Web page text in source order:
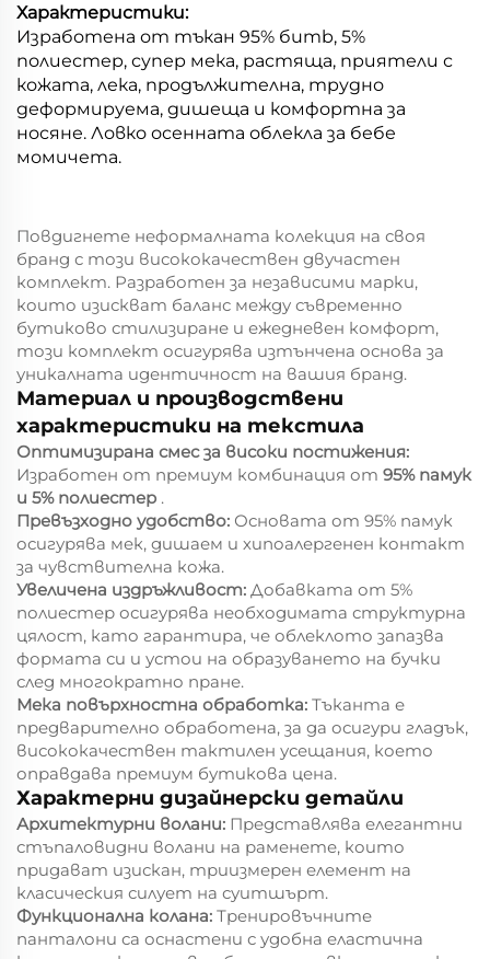
Характеристики:
Изработена от тъкан 95% бumb, 5%
полиестер, супер мека, растяща, приятели с
кожата, лека, продължителна, трудно
деформируема, дишеща и комфортна за
носяне. Ловко осенната облекла за бебе
момичета.
Повдигнете неформалната колекция на своя
бранд с този висококачествен двучастен
комплект. Разработен за независими марки,
които изискват баланс между съвременно
бутиково стилизиране и ежедневен комфорт,
този комплект осигурява изтънчена основа за
уникалната идентичност на вашия бранд.
Материал и производствени
характеристики на текстила
Оптимизирана смес за високи постижения:
Изработен от премиум комбинация от 95% памук
и 5% полиестер .
Превъзходно удобство: Основата от 95% памук
осигурява мек, дишаем и хипоалергенен контакт
за чувствителна кожа.
Увеличена издръжливост: Добавката от 5%
полиестер осигурява необходимата структурна
цялост, като гарантира, че облеклото запазва
формата си и устои на образуването на бучки
след многократно пране.
Мека повърхностна обработка: Тъканта е
предварително обработена, за да осигури гладък,
висококачествен тактилен усещания, което
оправдава премиум бутикова цена.
Характерни дизайнерски детайли
Архитектурни волани: Представлява елегантни
стъпаловидни волани на раменете, които
придават изискан, триизмерен елемент на
класическия силует на суитшърт.
Функционална колана: Тренировъчните
панталони са оснастени с удобна еластична